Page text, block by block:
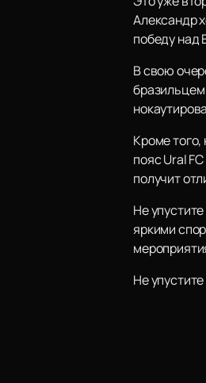
Александр
победу над
В свою
Кроме того,
пояс Ural
получит
Не
яркими
Не